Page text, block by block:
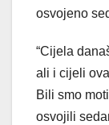
osvojeno
“Cijela
ali i cijeli
Bili smo
osvojili